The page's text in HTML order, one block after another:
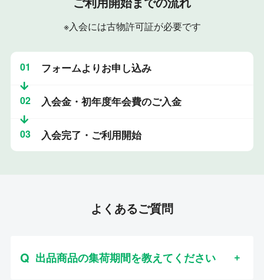
※入会には古物許可証が必要です
01 フォームよりお申し込み
02 入会金・初年度年会費のご入金
03 入会完了・ご利用開始
よくあるご質問
出品商品の集荷期間を教えてください